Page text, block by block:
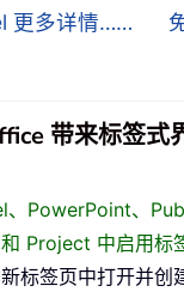
更多详情……
带来标签式
PowerPoint、
Project 中启用标
标签页中打开并创